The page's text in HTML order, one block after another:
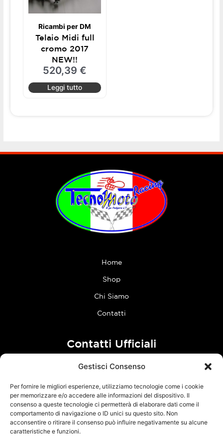
Gestisci Consenso
Per fornire le migliori esperienze, utilizziamo tecnologie come i cookie
per memorizzare e/o accedere alle informazioni del dispositivo. Il
consenso a queste tecnologie ci permetterà di elaborare dati come il
comportamento di navigazione o ID unici su questo sito. Non
acconsentire o ritirare il consenso può influire negativamente su alcune
caratteristiche e funzioni.
Ricambi per DM
Telaio Midi full
cromo 2017
NEW!!
520,39€
Leggi tutto
Home
Shop
Chi Siamo
Contatti
Contatti Ufficiali
Follow Us
F
I